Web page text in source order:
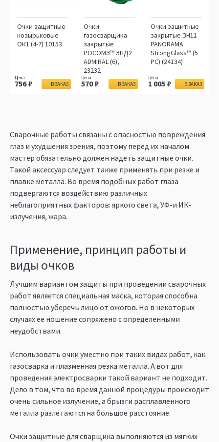
Очки защитные
козырьковые
ОК1 (4-7) 10153
756 В ЗАКАЗ
Очки
газосварщика
закрытые
РОСОМЗ™ ЗНД2
ADMIRAL (6),
23232
570 В ЗАКАЗ
Очки защитные
закрытые ЗН11
PANORAMA
StrongGlass™ (5
РС) (24134)
1 005 В ЗАКАЗ
Сварочные работы связаны с опасностью повреждения
глаз и ухудшения зрения, поэтому перед их началом
мастер обязательно должен надеть защитные очки.
Такой аксессуар следует также применять при резке и
плавке металла. Во время подобных работ глаза
подвергаются воздействию различных
неблагоприятных факторов: яркого света, УФ-и ИК-
излучения, жара.
Применение, принцип работы и
виды очков
Лучшим вариантом защиты при проведении сварочных
работ является специальная маска, которая способна
полностью уберечь лицо от ожогов. Но в некоторых
случаях ее ношение сопряжено с определенными
неудобствами.
Использовать очки уместно при таких видах работ, как
газосварка и плазменная резка металла. А вот для
проведения электросварки такой вариант не подходит.
Дело в том, что во время данной процедуры происходит
очень сильное излучение, а брызги расплавленного
металла разлетаются на большое расстояние.
Очки защитные для сварщика выполняются из мягких